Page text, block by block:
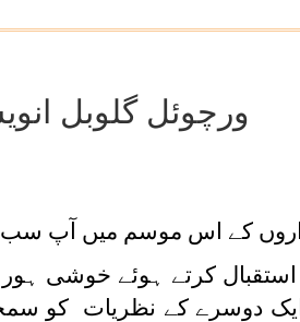
ورچوئل گلوبل
کے اس موسم میں آپ سب
کرتے ہوئے خوشی
ایک دوسرے کے نظریات کو